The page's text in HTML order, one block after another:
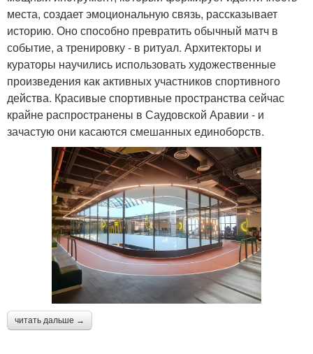
места, создает эмоциональную связь, рассказывает
историю. Оно способно превратить обычный матч в
событие, а тренировку - в ритуал. Архитекторы и
кураторы научились использовать художественные
произведения как активных участников спортивного
действа. Красивые спортивные пространства сейчас
крайне распространены в Саудовской Аравии - и
зачастую они касаются смешанных единоборств.
читать дальше →